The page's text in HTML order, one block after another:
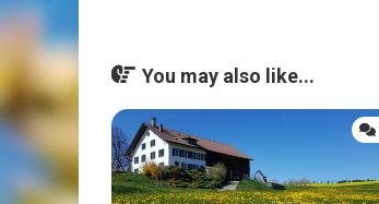
You may also like...